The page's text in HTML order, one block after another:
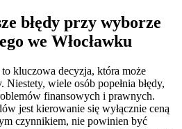
błędy przy wyborze
we Włocławku
kluczowa decyzja, która może
Niestety, wiele osób popełnia błędy,
finansowych i prawnych.
jest kierowanie się wyłącznie ceną
czynnikiem, nie powinien być